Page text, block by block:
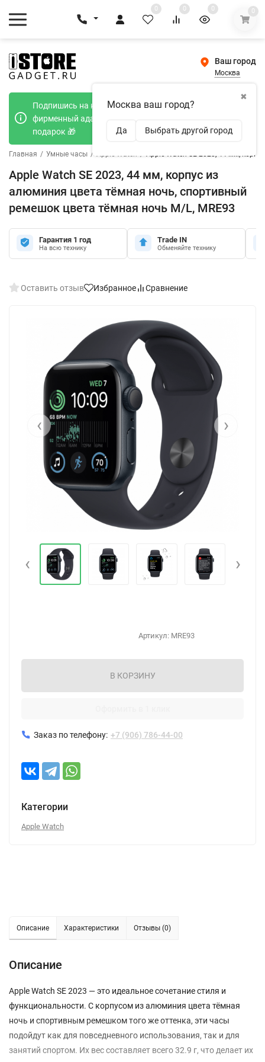
0 0 0 0
Ваш город
Москва
✖
Москва ваш город?
Да Выбрать другой город
Подпишись на наш телеграмм канал и получи
фирменный адаптер Type-C 20W при покупке в
подарок 🎁
Главная / Умные часы / Apple Watch / Apple Watch SE 2023, 44 мм,
Apple Watch SE 2023, 44 мм, корпус из
алюминия цвета тёмная ночь, спортивный
ремешок цвета тёмная ночь M/L, MRE93
Гарантия 1 год
На всю технику
Trade IN
Обменяйте технику
Оставить отзыв Избранное Сравнение
‹ ›
‹ ›
Артикул: MRE93
В КОРЗИНУ
Заказ по телефону: +7 (906) 786-44-00
Категории
Apple Watch
Описание Характеристики Отзывы (0)
Описание
Apple Watch SE 2023 — это идеальное сочетание стиля и
функциональности. С корпусом из алюминия цвета тёмная
ночь и спортивным ремешком того же оттенка, эти часы
подойдут как для повседневного использования, так и для
занятий спортом. Их вес составляет всего 32.9 г, что делает их